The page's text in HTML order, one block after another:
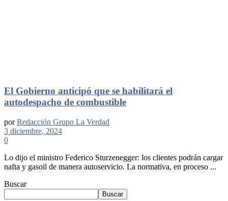
El Gobierno anticipó que se habilitará el
autodespacho de combustible
por Redacción Grupo La Verdad
3 diciembre, 2024
0
Lo dijo el ministro Federico Sturzenegger: los clientes podrán cargar
nafta y gasoil de manera autoservicio. La normativa, en proceso ...
Buscar
Buscar